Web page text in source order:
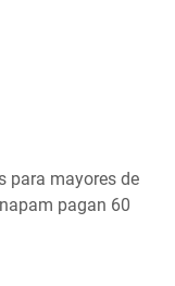
para mayores de
pagan 60